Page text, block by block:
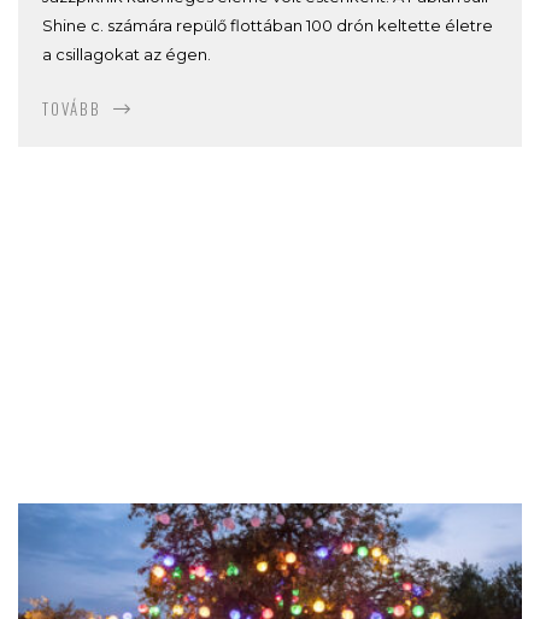
Shine c. számára repülő flottában 100 drón keltette életre
a csillagokat az égen.
TOVÁBB